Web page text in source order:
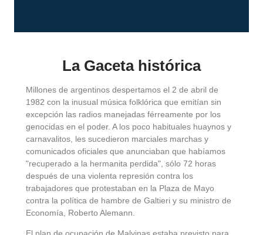
La Gaceta histórica
Millones de argentinos despertamos el 2 de abril de
1982 con la inusual música folklórica que emitían sin
excepción las radios manejadas férreamente por los
genocidas en el poder. A los poco habituales huaynos y
carnavalitos, les sucedieron marciales marchas y
comunicados oficiales que anunciaban que habíamos
"recuperado a la hermanita perdida", sólo 72 horas
después de una violenta represión contra los
trabajadores que protestaban en la Plaza de Mayo
contra la política de hambre de Galtieri y su ministro de
Economía, Roberto Alemann.